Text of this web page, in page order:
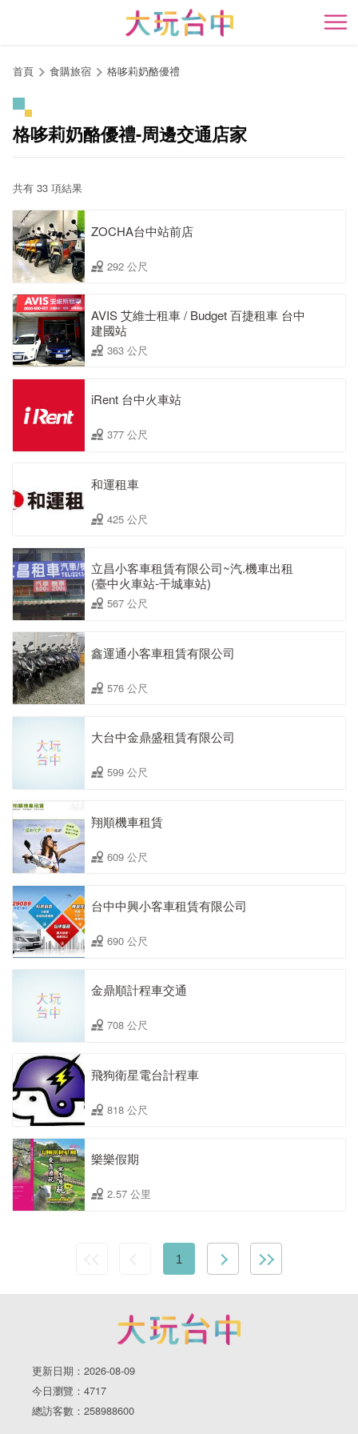
開
首頁 食購旅宿 格哆莉奶酪優禮
格哆莉奶酪優禮-周邊交通店家
共有 33 項結果
ZOCHA台中站前店
292 公尺
AVIS 艾維士租車 / Budget 百捷租車 台中
建國站
363 公尺
iRent 台中火車站
377 公尺
和運租車
425 公尺
立昌小客車租賃有限公司~汽.機車出租
(臺中火車站-干城車站)
567 公尺
鑫運通小客車租賃有限公司
576 公尺
大台中金鼎盛租賃有限公司
599 公尺
翔順機車租賃
609 公尺
台中中興小客車租賃有限公司
690 公尺
金鼎順計程車交通
708 公尺
飛狗衛星電台計程車
818 公尺
樂樂假期
2.57 公里
1
更新日期：2026-08-09
今日瀏覽：4717
總訪客數：258988600